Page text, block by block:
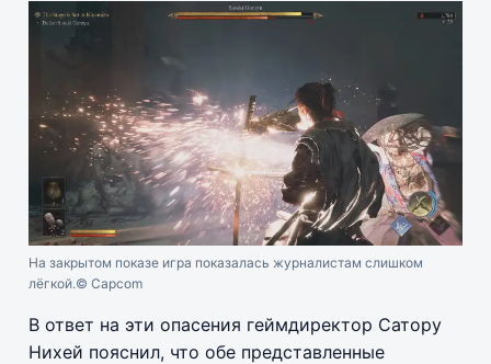
На закрытом показе игра показалась журналистам слишком
лёгкой.© Capcom
В ответ на эти опасения геймдиректор Сатору
Нихей пояснил, что обе представленные